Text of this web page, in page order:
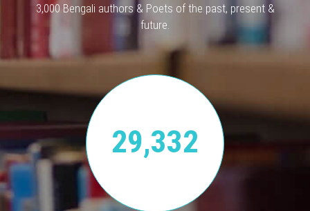
3,000 Bengali authors & Poets of the past, present &
future.
29,332